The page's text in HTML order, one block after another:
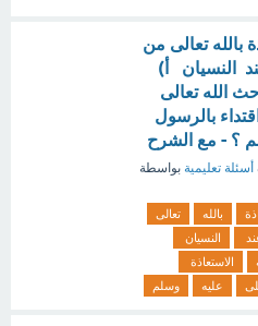
بالله تعالى من
النسيان أ)
الله تعالى
بالرسول
؟ - مع الشرح
أسئلة تعليمية بواسطة
بالله
تعالى
النسيان
الاستعاذة
عليه وسلم